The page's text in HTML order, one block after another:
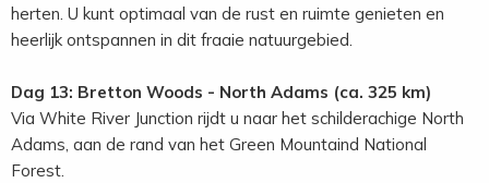
herten. U kunt optimaal van de rust en ruimte genieten en
heerlijk ontspannen in dit fraaie natuurgebied.
Dag 13: Bretton Woods - North Adams (ca. 325 km)
Via White River Junction rijdt u naar het schilderachige North
Adams, aan de rand van het Green Mountaind National
Forest.